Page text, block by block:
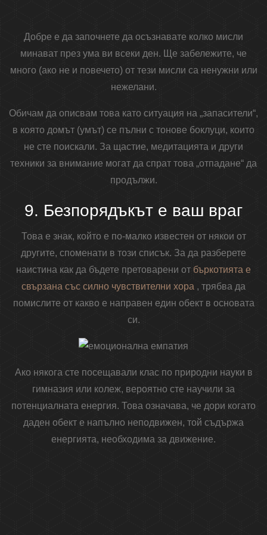
Добре е да започнете да осъзнавате колко мисли
минават през ума ви всеки ден. Ще забележите, че
много (ако не и повечето) от тези мисли са ненужни или
нежелани.
Обичам да описвам това като ситуация на „запасители“,
в която домът (умът) се пълни с тонове боклуци, които
не сте поискали. За щастие, медитацията и други
техники за внимание могат да спрат това „отпадане“ да
продължи.
9. Безпорядъкът е ваш враг
Това е знак, който е по-малко известен от някои от
другите, споменати в този списък. За да разберете
наистина как да бъдете претоварени от бъркотията е
свързана със силно чувствителни хора , трябва да
помислите от какво е направен един обект в основата
си.
Ако някога сте посещавали клас по природни науки в
гимназия или колеж, вероятно сте научили за
потенциалната енергия. Това означава, че дори когато
даден обект е напълно неподвижен, той съдържа
енергията, необходима за движение.